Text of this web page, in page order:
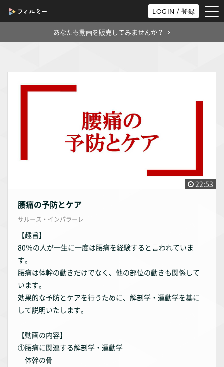
LOGIN / 登録
あなたも動画を販売してみませんか？
22:53
腰痛の予防とケア
サルース・インパラーレ
【趣旨】
80％の人が一生に一度は腰痛を経験すると言われていま
す。
腰痛は体幹の動きだけでなく、他の部位の動きも関係して
います。
効果的な予防とケアを行うために、解剖学・運動学を基に
して説明いたします。
【動画の内容】
①腰痛に関連する解剖学・運動学
体幹の骨